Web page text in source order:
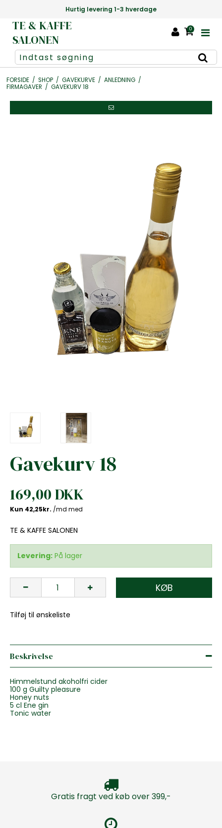
Hurtig levering 1-3 hverdage
TE & KAFFE
SALONEN
0
FORSIDE / SHOP / GAVEKURVE / ANLEDNING /
FIRMAGAVER / GAVEKURV 18
Gavekurv 18
169,00 DKK
TE & KAFFE SALONEN
Levering: På lager
KØB
Tilføj til ønskeliste
Beskrivelse
Himmelstund akoholfri cider
100 g Guilty pleasure
Honey nuts
5 cl Ene gin
Tonic water
Gratis fragt ved køb over 399,-